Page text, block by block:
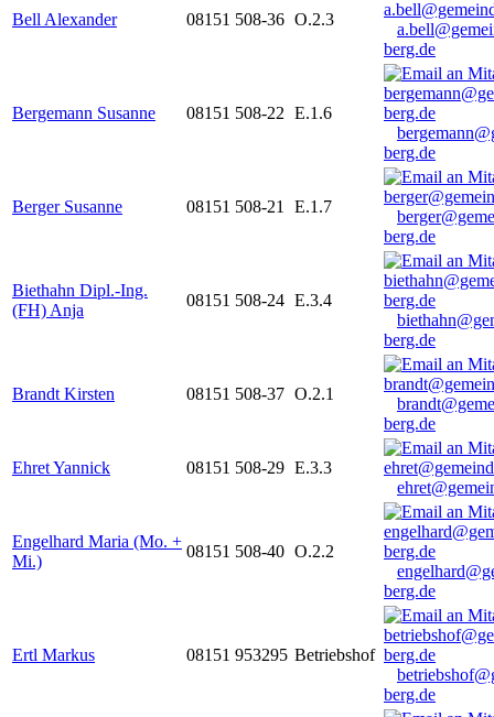
Bell Alexander 08151 508-36 O.2.3
berg.de
Bergemann Susanne 08151 508-22 E.1.6
berg.de
Berger Susanne 08151 508-21 E.1.7
berg.de
Biethahn Dipl.-Ing.
(FH) Anja
08151 508-24 E.3.4
berg.de
Brandt Kirsten 08151 508-37 O.2.1
berg.de
Ehret Yannick 08151 508-29 E.3.3
Engelhard Maria (Mo. +
Mi.)
08151 508-40 O.2.2
berg.de
Ertl Markus 08151 953295 Betriebshof
berg.de